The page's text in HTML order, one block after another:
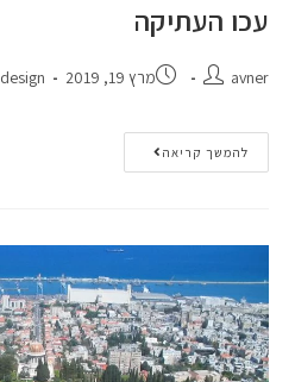
עכו העתיקה
avner מרץ 19, 2019
להמשך קריאה